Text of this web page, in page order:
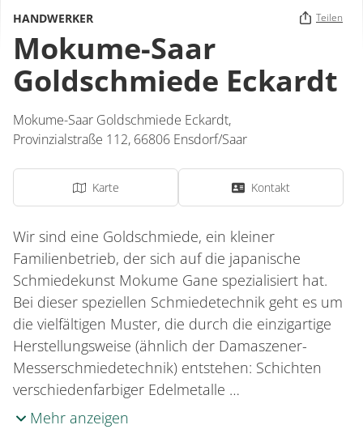
HANDWERKER Teilen
Mokume-Saar
Goldschmiede Eckardt
Mokume-Saar Goldschmiede Eckardt,
Provinzialstraße 112, 66806 Ensdorf/Saar
Karte Kontakt
Wir sind eine Goldschmiede, ein kleiner
Familienbetrieb, der sich auf die japanische
Schmiedekunst Mokume Gane spezialisiert hat.
Bei dieser speziellen Schmiedetechnik geht es um
die vielfältigen Muster, die durch die einzigartige
Herstellungsweise (ähnlich der Damaszener-
Messerschmiedetechnik) entstehen: Schichten
verschiedenfarbiger Edelmetalle …
Mehr anzeigen